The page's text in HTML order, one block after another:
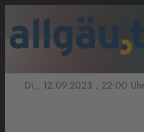
Di., 12.09.2023 , 22:00 Uhr